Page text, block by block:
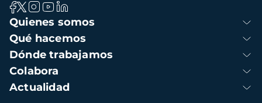
Navegación
principal
Quienes somos
Qué hacemos
Dónde trabajamos
Colabora
Actualidad